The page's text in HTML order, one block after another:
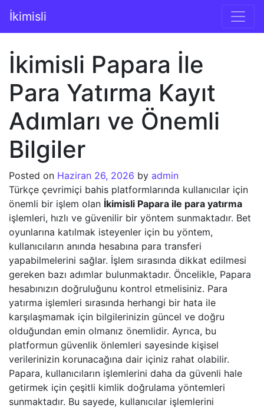
İçeriğe geç
Ana gezinti
İkimisli
İkimisli Papara İle
Para Yatırma Kayıt
Adımları ve Önemli
Bilgiler
Posted on Haziran 26, 2026 by admin
Türkçe çevrimiçi bahis platformlarında kullanıcılar için
önemli bir işlem olan İkimisli Papara ile para yatırma
işlemleri, hızlı ve güvenilir bir yöntem sunmaktadır. Bet
oyunlarına katılmak isteyenler için bu yöntem,
kullanıcıların anında hesabına para transferi
yapabilmelerini sağlar. İşlem sırasında dikkat edilmesi
gereken bazı adımlar bulunmaktadır. Öncelikle, Papara
hesabınızın doğruluğunu kontrol etmelisiniz. Para
yatırma işlemleri sırasında herhangi bir hata ile
karşılaşmamak için bilgilerinizin güncel ve doğru
olduğundan emin olmanız önemlidir. Ayrıca, bu
platformun güvenlik önlemleri sayesinde kişisel
verilerinizin korunacağına dair içiniz rahat olabilir.
Papara, kullanıcıların işlemlerini daha da güvenli hale
getirmek için çeşitli kimlik doğrulama yöntemleri
sunmaktadır. Bu sayede, kullanıcılar işlemlerini